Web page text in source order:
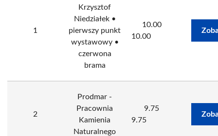
1
Krzysztof
Niedziałek •
pierwszy punkt
wystawowy •
czerwona
brama
10.00
10.00
2
Prodmar -
Pracownia
Kamienia
Naturalnego
9.75
9.75